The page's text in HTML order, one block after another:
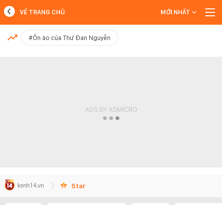
MỚI NHẤT
VỀ TRANG CHỦ MỚI NHẤT
#Ồn ào của Thư Đan Nguyễn
Star